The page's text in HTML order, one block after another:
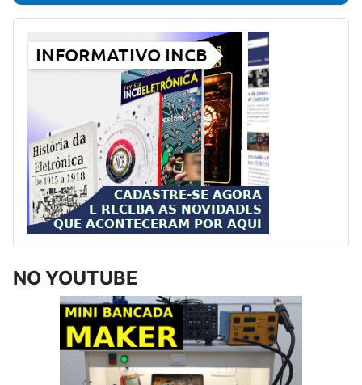
NO YOUTUBE